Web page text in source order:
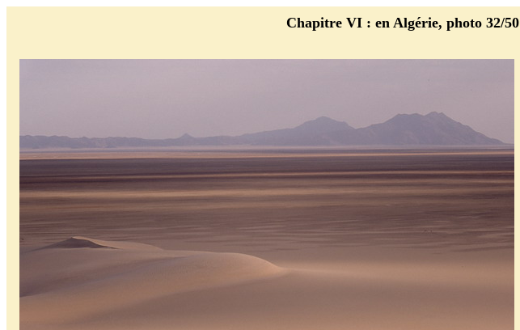
Chapitre VI : en Algérie, photo 32/50